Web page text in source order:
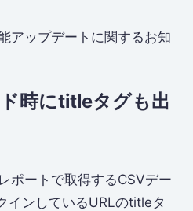
アップデートに関するお知
時にtitleタグも出
ポートで取得するCSVデー
インしているURLのtitleタ